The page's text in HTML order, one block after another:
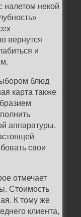
налетом некой
вернутся
и
блюд
карта также
аппаратуры.
свои
отмечает
Стоимость
К тому же
клиента,